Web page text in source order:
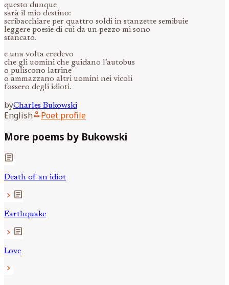
questo dunque
sarà il mio destino:
scribacchiare per quattro soldi in stanzette semibuie
leggere poesie di cui da un pezzo mi sono
stancato.
e una volta credevo
che gli uomini che guidano l’autobus
o puliscono latrine
o ammazzano altri uomini nei vicoli
fossero degli idioti.
byCharles Bukowski
Englishperson Poet profile
More poems by Bukowski
article
Death of an idiot
chevron_right article
Earthquake
chevron_right article
Love
chevron_right